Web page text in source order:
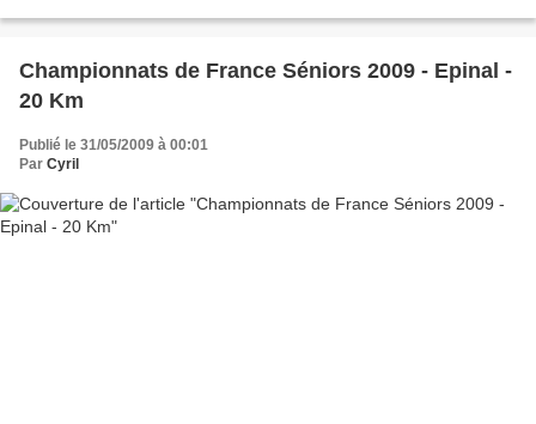
Championnats de France Séniors 2009 - Epinal -
20 Km
Publié le 31/05/2009 à 00:01
Par Cyril